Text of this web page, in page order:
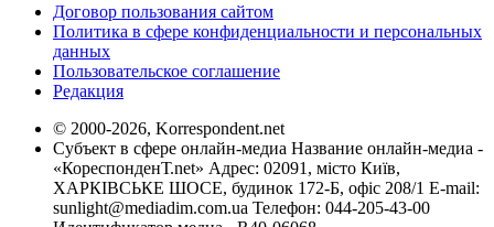
Договор пользования сайтом
Политика в сфере конфиденциальности и персональных
данных
Пользовательское соглашение
Редакция
© 2000-2026, Korrespondent.net
Субъект в сфере онлайн-медиа Название онлайн-медиа -
«КореспонденТ.net» Адрес: 02091, місто Київ,
ХАРКІВСЬКЕ ШОСЕ, будинок 172-Б, офіс 208/1 E-mail:
sunlight@mediadim.com.ua Телефон: 044-205-43-00